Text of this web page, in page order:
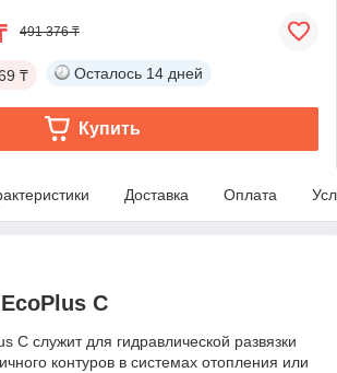
491 376 ₸
₸ Осталось 14 дней
Купить
Доставка Оплата
C
C служит для гидравлической развязки
контуров в системах отопления или